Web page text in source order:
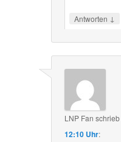
Antworten ↓
LNP Fan schrieb
12:10 Uhr: